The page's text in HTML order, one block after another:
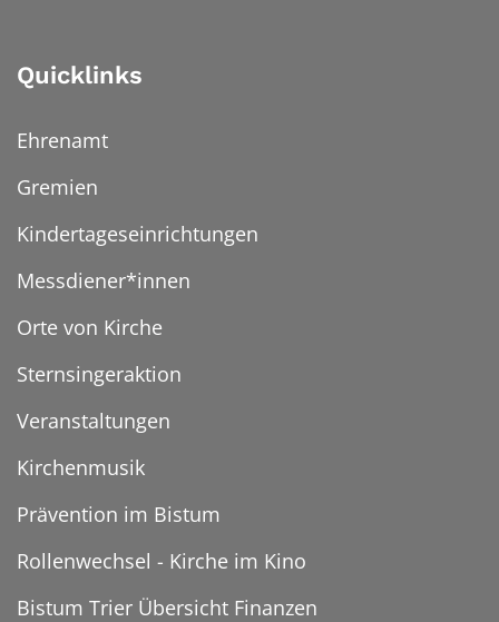
Quicklinks
Ehrenamt
Gremien
Kindertageseinrichtungen
Messdiener*innen
Orte von Kirche
Sternsingeraktion
Veranstaltungen
Kirchenmusik
Prävention im Bistum
Rollenwechsel - Kirche im Kino
Bistum Trier Übersicht Finanzen